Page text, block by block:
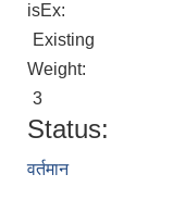
isEx:
Existing
Weight:
3
Status:
वर्तमान